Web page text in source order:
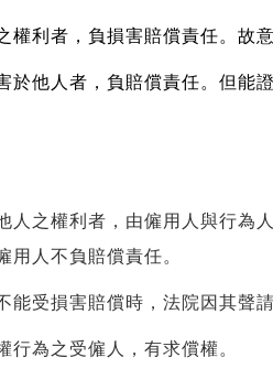
權利者，負損害賠償責任。故
於他人者，負賠償責任。但能
人之權利者，由僱用人與行為
用人不負賠償責任。
能受損害賠償時，法院因其聲
行為之受僱人，有求償權。